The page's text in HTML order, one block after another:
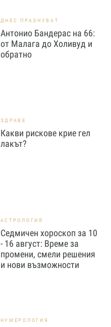
ДНЕС ПРАЗНУВАТ
Антонио Бандерас на 66:
от Малага до Холивуд и
обратно
ЗДРАВЕ
Какви рискове крие гел
лакът?
АСТРОЛОГИЯ
Седмичен хороскоп за 10
- 16 август: Време за
промени, смели решения
и нови възможности
НУМЕРОЛОГИЯ